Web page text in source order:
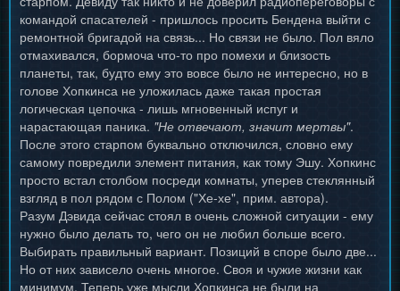
командой спасателей - пришлось просить Бендена выйти с
ремонтной бригадой на связь... Но связи не было. Пол вяло
отмахивался, бормоча что-то про помехи и близость
планеты, так, будто ему это вовсе было не интересно, но в
голове Хопкинса не уложилась даже такая простая
логическая цепочка - лишь мгновенный испуг и
нарастающая паника. "Не отвечают, значит мертвы".
После этого старпом буквально отключился, словно ему
самому повредили элемент питания, как тому Эшу. Хопкинс
просто встал столбом посреди комнаты, уперев стеклянный
взгляд в пол рядом с Полом ("Хе-хе", прим. автора).
Разум Дэвида сейчас стоял в очень сложной ситуации - ему
нужно было делать то, чего он не любил больше всего.
Выбирать правильный вариант. Позиций в споре было две...
Но от них зависело очень многое. Своя и чужие жизни как
минимум. Теперь уже мысли Хопкинса не были на